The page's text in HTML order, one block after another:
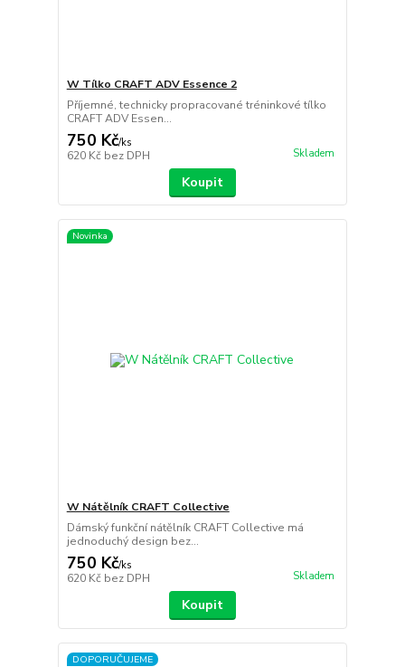
W Tílko CRAFT ADV Essence 2
Příjemné, technicky propracované tréninkové tílko
CRAFT ADV Essen...
750 Kč/ks
620 Kč bez DPH Skladem
Koupit
Novinka
W Nátělník CRAFT Collective
Dámský funkční nátělník CRAFT Collective má
jednoduchý design bez...
750 Kč/ks
620 Kč bez DPH Skladem
Koupit
DOPORUČUJEME